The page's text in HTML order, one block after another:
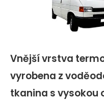
Vnější vrstva
vyrobena z
tkanina s vysokou